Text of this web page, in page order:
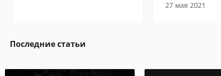
27 мая 2021
Последние статьи